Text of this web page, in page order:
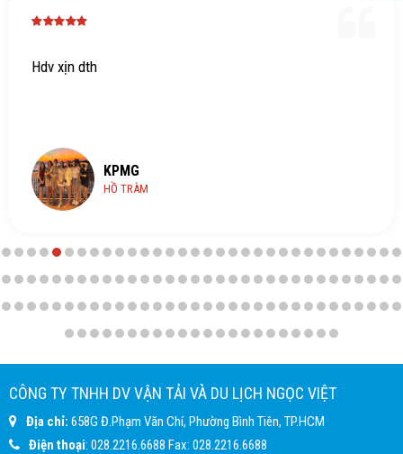
Hdv xịn dth
KPMG
HỒ TRÀM
CÔNG TY TNHH DV VẬN TẢI VÀ DU LỊCH NGỌC VIỆT
Địa chỉ: 658G Đ.Phạm Văn Chí, Phường Bình Tiên, TP.HCM
Điện thoại: 028.2216.6688 Fax: 028.2216.6688